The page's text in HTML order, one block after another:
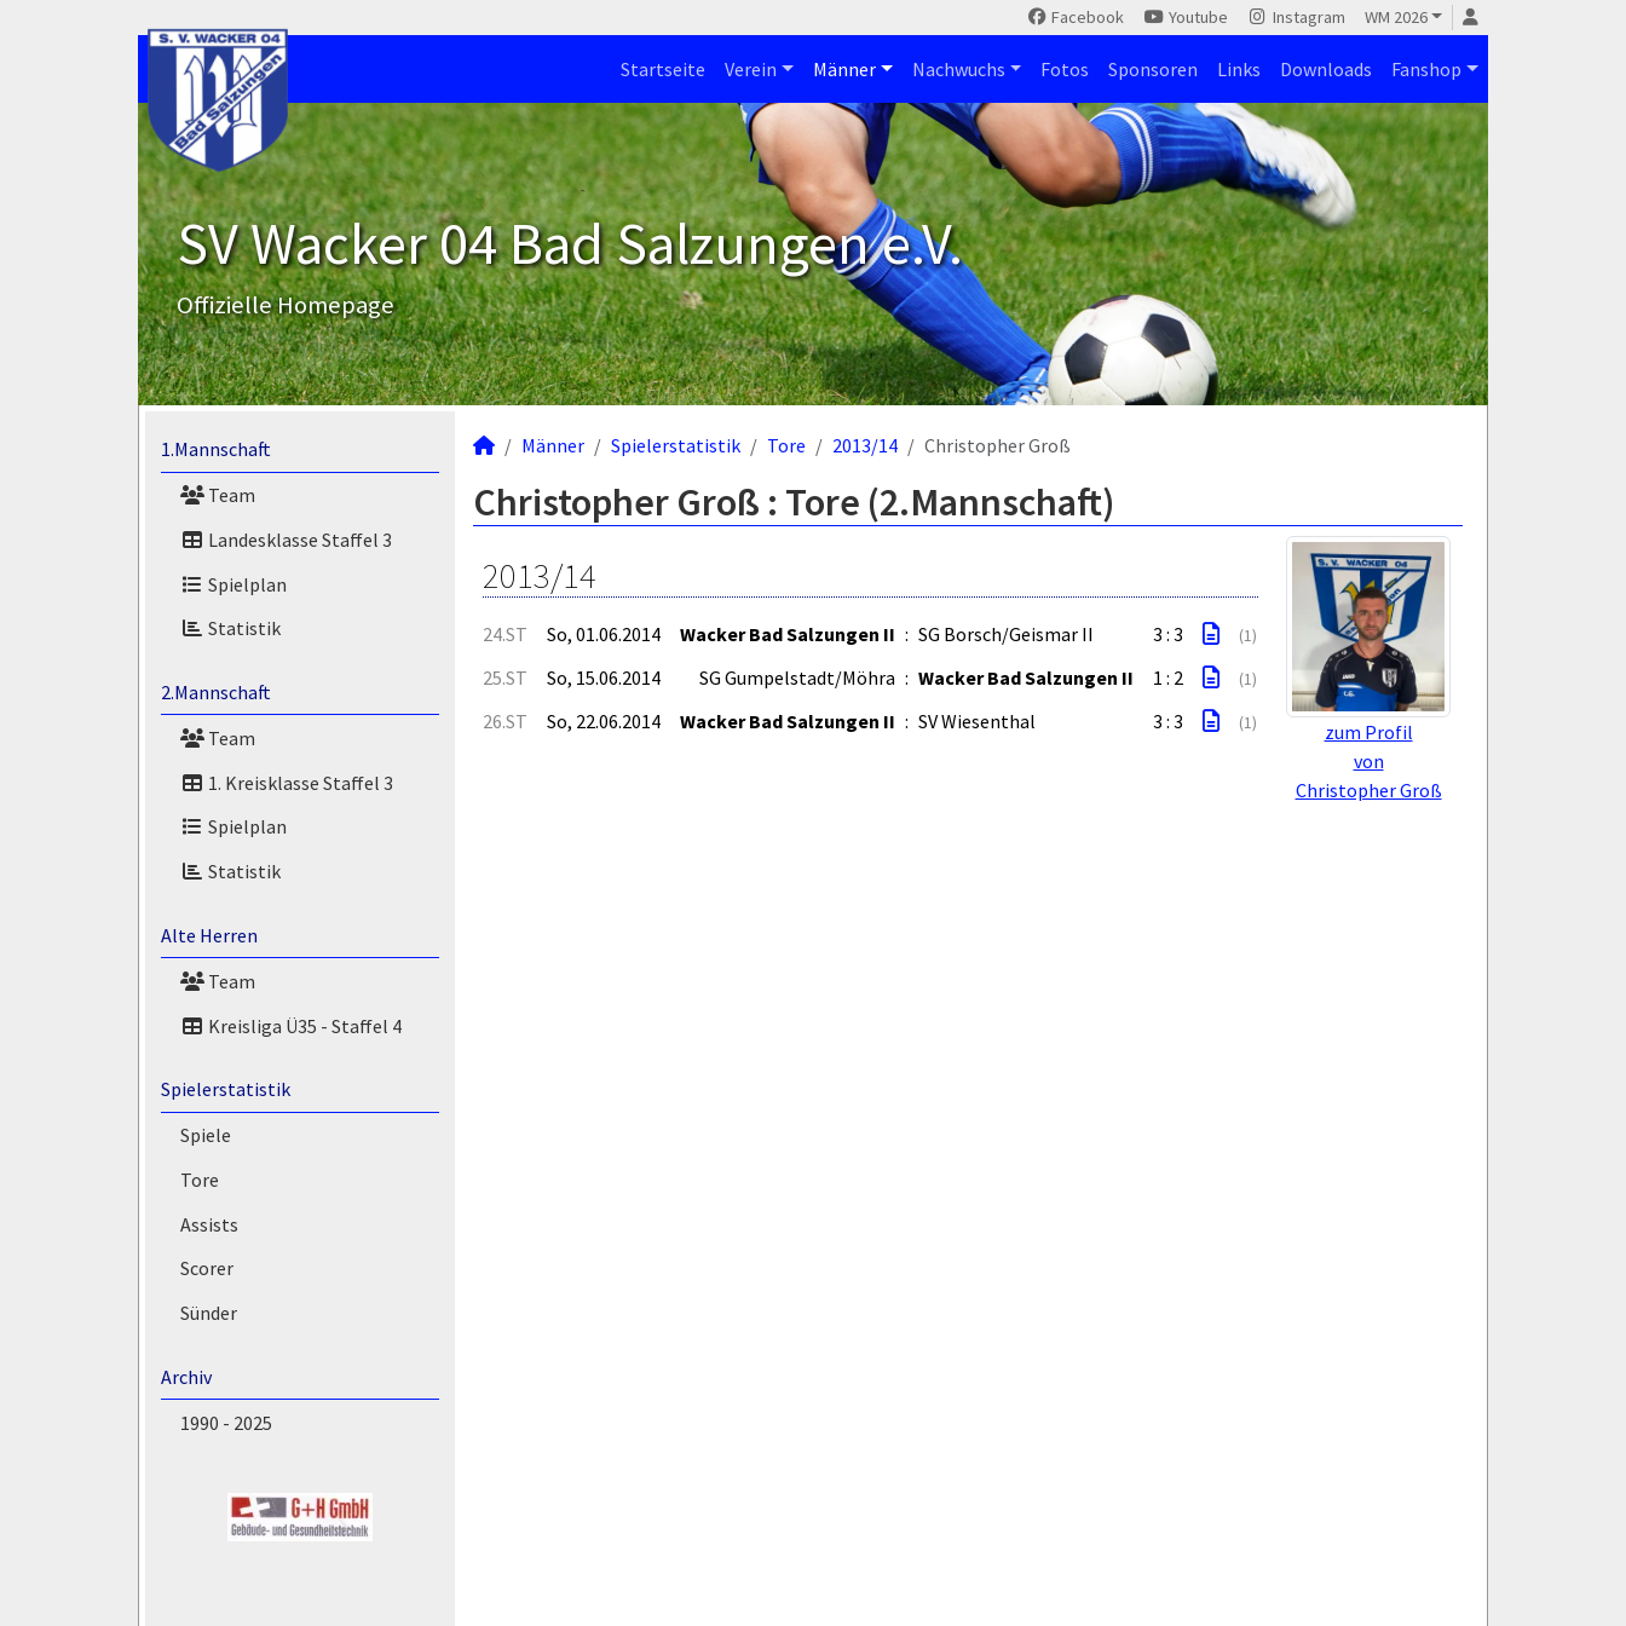
Facebook Youtube Instagram WM 2026
Startseite Verein Männer Nachwuchs Fotos Sponsoren Links Downloads Fanshop
SV Wacker 04 Bad Salzungen e.V.
Offizielle Homepage
1.Mannschaft
Team
Landesklasse Staffel 3
Spielplan
Statistik
2.Mannschaft
Team
1. Kreisklasse Staffel 3
Spielplan
Statistik
Alte Herren
Team
Kreisliga Ü35 - Staffel 4
Spielerstatistik
Spiele
Tore
Assists
Scorer
Sünder
Archiv
1990 - 2025
Männer Spielerstatistik Tore 2013/14 Christopher Groß
Christopher Groß : Tore (2.Mannschaft)
zum Profil
von
Christopher Groß
2013/14
24.ST So, 01.06.2014 Wacker Bad Salzungen II : SG Borsch/Geismar II 3 : 3 (1)
25.ST So, 15.06.2014 SG Gumpelstadt/Möhra : Wacker Bad Salzungen II 1 : 2 (1)
26.ST So, 22.06.2014 Wacker Bad Salzungen II : SV Wiesenthal 3 : 3 (1)